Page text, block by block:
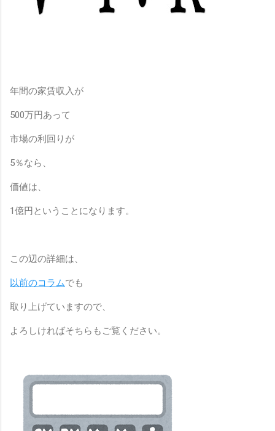
年間の家賃収入が
500万円あって
市場の利回りが
5％なら、
価値は、
1億円ということになります。
この辺の詳細は、
以前のコラムでも
取り上げていますので、
よろしければそちらもご覧ください。